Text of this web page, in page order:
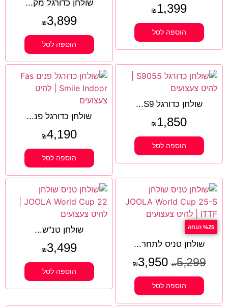
₪1,399
הוספה לסל
שולחן כדורגל מק...
₪3,899
הוספה לסל
שולחן כדורגל S9...
₪1,850
הוספה לסל
שולחן כדורגל פנ...
₪4,190
הוספה לסל
%25 הנחה
שולחן טניס לתחר...
₪5,299
₪3,950
הוספה לסל
שולחן טנ"ש...
₪3,499
הוספה לסל